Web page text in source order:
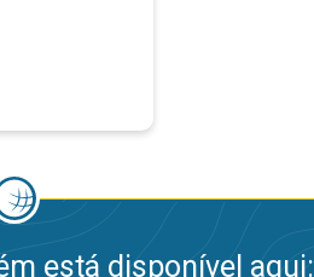
está disponível aqui: